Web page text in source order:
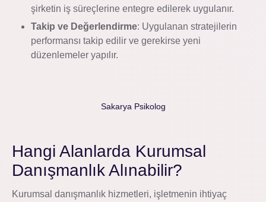
şirketin iş süreçlerine entegre edilerek uygulanır.
Takip ve Değerlendirme: Uygulanan stratejilerin
performansı takip edilir ve gerekirse yeni
düzenlemeler yapılır.
Sakarya Psikolog
Hangi Alanlarda Kurumsal
Danışmanlık Alınabilir?
Kurumsal danışmanlık hizmetleri, işletmenin ihtiyaç